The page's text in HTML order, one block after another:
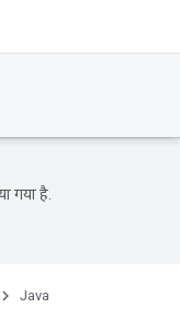
गया है.
Java